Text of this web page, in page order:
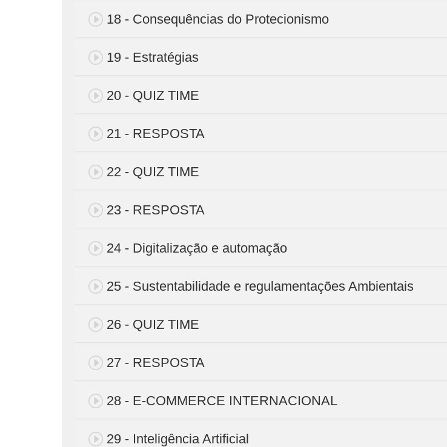
18 - Consequências do Protecionismo
19 - Estratégias
20 - QUIZ TIME
21 - RESPOSTA
22 - QUIZ TIME
23 - RESPOSTA
24 - Digitalização e automação
25 - Sustentabilidade e regulamentações Ambientais
26 - QUIZ TIME
27 - RESPOSTA
28 - E-COMMERCE INTERNACIONAL
29 - Inteligência Artificial